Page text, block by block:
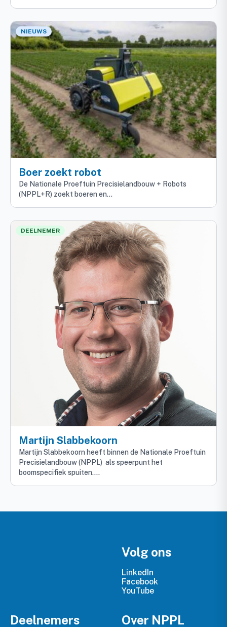
NIEUWS
Boer zoekt robot
De Nationale Proeftuin Precisielandbouw + Robots
(NPPL+R) zoekt boeren en…
DEELNEMER
Martijn Slabbekoorn
Martijn Slabbekoorn heeft binnen de Nationale Proeftuin
Precisielandbouw (NPPL) als speerpunt het
boomspecifiek spuiten....
Volg ons
LinkedIn
Facebook
YouTube
Deelnemers Over NPPL